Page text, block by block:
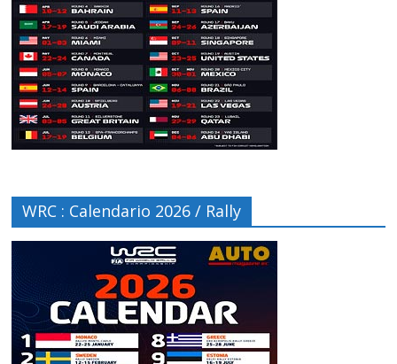
WRC : Calendario 2026 / Rally